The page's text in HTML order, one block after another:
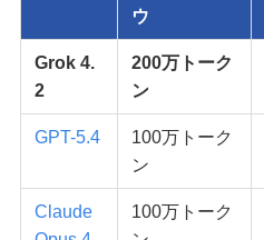
ウ
Grok 4.
2
200万トーク
ン
GPT-5.4
100万トーク
ン
Claude
100万トーク